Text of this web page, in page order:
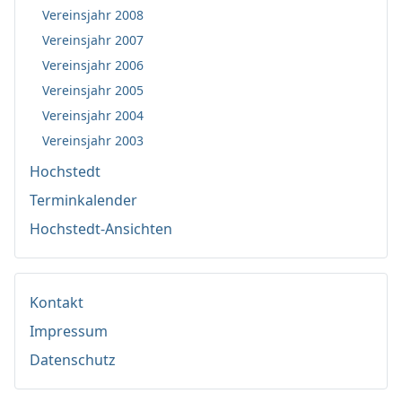
Vereinsjahr 2008
Vereinsjahr 2007
Vereinsjahr 2006
Vereinsjahr 2005
Vereinsjahr 2004
Vereinsjahr 2003
Hochstedt
Terminkalender
Hochstedt-Ansichten
Kontakt
Impressum
Datenschutz